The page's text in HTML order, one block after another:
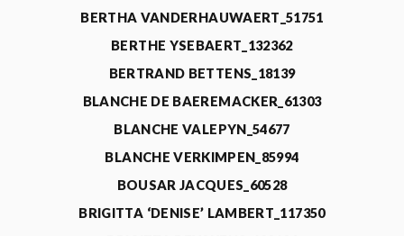
BERTHA VANDERHAUWAERT_51751
BERTHE YSEBAERT_132362
BERTRAND BETTENS_18139
BLANCHE DE BAEREMACKER_61303
BLANCHE VALEPYN_54677
BLANCHE VERKIMPEN_85994
BOUSAR JACQUES_60528
BRIGITTA ‘DENISE’ LAMBERT_117350